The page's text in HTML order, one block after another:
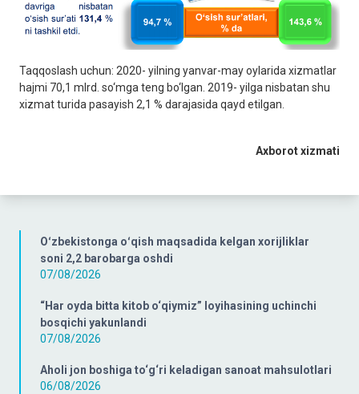
Oʻzbekistonga oʻqish maqsadida kelgan xorijliklar
soni 2,2 barobarga oshdi
07/08/2026
“Har oyda bitta kitob o‘qiymiz” loyihasining uchinchi
bosqichi yakunlandi
07/08/2026
Aholi jon boshiga to‘g‘ri keladigan sanoat mahsulotlari
06/08/2026
Taqqoslash uchun: 2020- yilning yanvar-may oylarida xizmatlar
hajmi 70,1 mlrd. so‘mga teng bo‘lgan. 2019- yilga nisbatan shu
xizmat turida pasayish 2,1 % darajasida qayd etilgan.
Axborot xizmati